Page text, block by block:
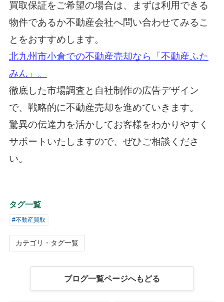
買取保証をご希望の場合は、まずは利用できる
物件であるか不動産会社へ問い合わせてみるこ
とをおすすめします。
北九州市小倉での不動産売却なら「不動産ふた
みん」。
徹底した市場調査と自社制作の広告デザイン
で、戦略的に不動産売却を進めていきます。
驚異の伝達力を活かしてお客様をわかりやすく
サポートいたしますので、ぜひご相談くださ
い。
タグ一覧
#不動産買取
カテゴリ・タグ一覧
ブログ一覧ページへもどる